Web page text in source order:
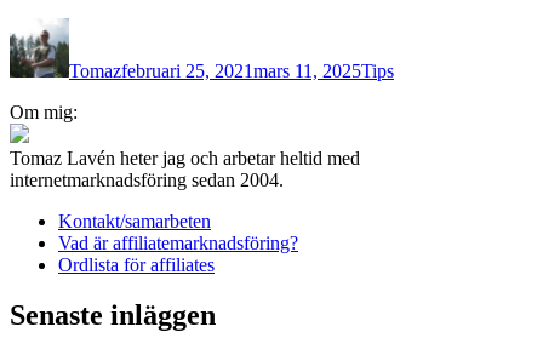
Författare
Tomazfebruari 25, 2021mars 11, 2025Tips
Om mig:
Tomaz Lavén heter jag och arbetar heltid med
internetmarknadsföring sedan 2004.
Kontakt/samarbeten
Vad är affiliatemarknadsföring?
Ordlista för affiliates
Senaste inläggen